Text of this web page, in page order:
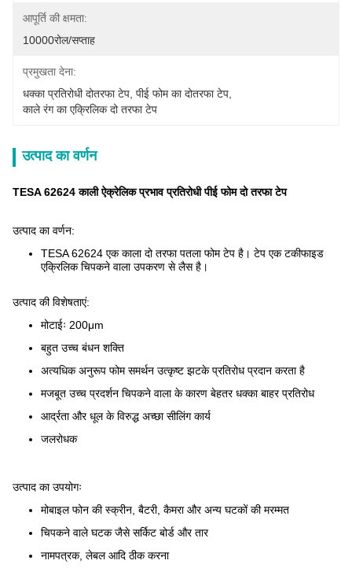
आपूर्ति की क्षमता:
10000रोल/सप्ताह
प्रमुखता देना:
धक्का प्रतिरोधी दोतरफा टेप पीई फोम का दोतरफा टेप
काले रंग का एक्रिलिक दो तरफा टेप
उत्पाद का वर्णन
TESA 62624 काली ऐक्रेलिक प्रभाव प्रतिरोधी पीई फोम दो तरफा टेप
उत्पाद का वर्णन:
TESA 62624 एक काला दो तरफा पतला फोम टेप है। टेप एक टकीफाइड
एक्रिलिक चिपकने वाला उपकरण से लैस है।
उत्पाद की विशेषताएं:
मोटाईः 200μm
बहुत उच्च बंधन शक्ति
अत्यधिक अनुरूप फोम समर्थन उत्कृष्ट झटके प्रतिरोध प्रदान करता है
मजबूत उच्च प्रदर्शन चिपकने वाला के कारण बेहतर धक्का बाहर प्रतिरोध
आर्द्रता और धूल के विरुद्ध अच्छा सीलिंग कार्य
जलरोधक
उत्पाद का उपयोगः
मोबाइल फोन की स्क्रीन, बैटरी, कैमरा और अन्य घटकों की मरम्मत
चिपकने वाले घटक जैसे सर्किट बोर्ड और तार
नामपत्रक, लेबल आदि ठीक करना